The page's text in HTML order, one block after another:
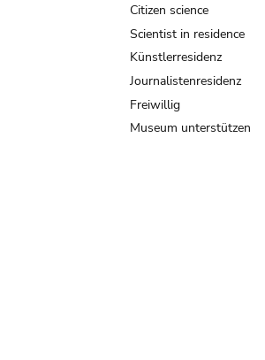
Citizen science
Scientist in residence
Künstlerresidenz
Journalistenresidenz
Freiwillig
Museum unterstützen